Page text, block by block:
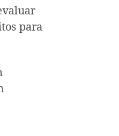
para